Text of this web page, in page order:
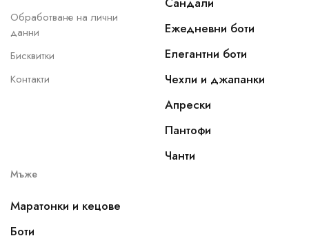
Обработване на лични
данни
Бисквитки
Контакти
Ежедневни боти
Елегантни боти
Чехли и джапанки
Апрески
Пантофи
Чанти
Мъже
Маратонки и кецове
Боти